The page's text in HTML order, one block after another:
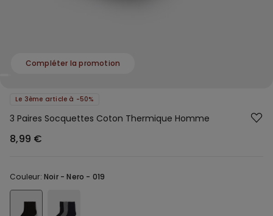
Compléter la promotion
Le 3ème article à -50%
3 Paires Socquettes Coton Thermique Homme
8,99 €
Couleur:Noir -Nero - 019